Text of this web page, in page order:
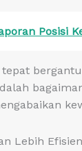
Posisi
Lebih